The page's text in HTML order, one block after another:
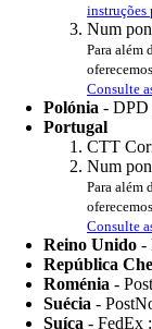
instruções
Num
Para além
Consulte
Polónia - DPD
Portugal
CTT
Num
Para além
Consulte
Reino Unido -
República
Roménia -
Suécia -
Suíça - FedEx :